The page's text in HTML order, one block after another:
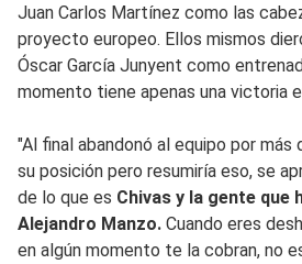
Juan Carlos Martínez como las
proyecto europeo. Ellos mismos
Óscar García Junyent como
momento tiene apenas una victoria
"Al final abandonó al equipo por más
su posición pero resumiría eso, se
de lo que es Chivas y la gente que
Alejandro Manzo. Cuando eres
en algún momento te la cobran, no